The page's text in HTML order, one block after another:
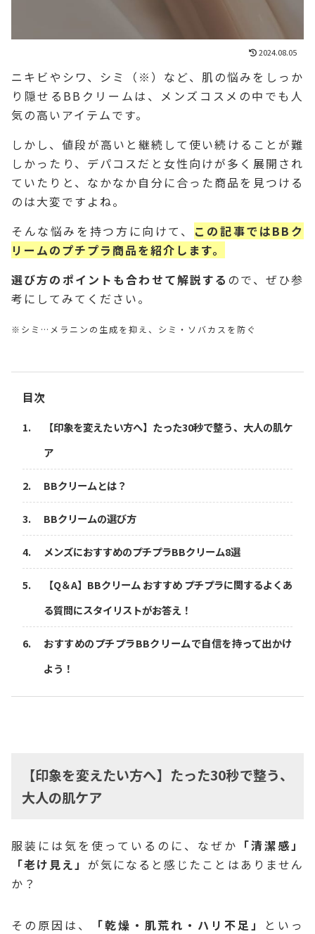
2024.08.05
ニキビやシワ、シミ（※）など、肌の悩みをしっか
り隠せるBBクリームは、メンズコスメの中でも人
気の高いアイテムです。
しかし、値段が高いと継続して使い続けることが難
しかったり、デパコスだと女性向けが多く展開され
ていたりと、なかなか自分に合った商品を見つける
のは大変ですよね。
そんな悩みを持つ方に向けて、 この記事ではBBク
リームのプチプラ商品を紹介します。
選び方のポイントも合わせて解説する ので、ぜひ参
考にしてみてください。
※シミ…メラニンの生成を抑え、シミ・ソバカスを防ぐ
目次
【印象を変えたい方へ】たった30秒で整う、大人の肌ケ
ア
BBクリームとは？
BBクリームの選び方
メンズにおすすめのプチプラBBクリーム8選
【Q＆A】BBクリーム おすすめ プチプラに関するよくあ
る質問にスタイリストがお答え！
おすすめのプチプラBBクリームで自信を持って出かけ
よう！
【印象を変えたい方へ】たった30秒で整う、
大人の肌ケア
服装には気を使っているのに、なぜか 「清潔感」
「老け見え」 が気になると感じたことはありません
か？
その原因は、 「乾燥・肌荒れ・ハリ不足」
といっ